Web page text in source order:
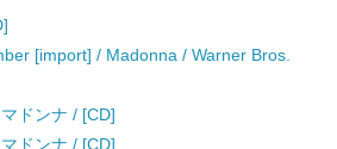
[import] / Madonna / Warner Bros.
ドンナ / [CD]
ドンナ / [CD]